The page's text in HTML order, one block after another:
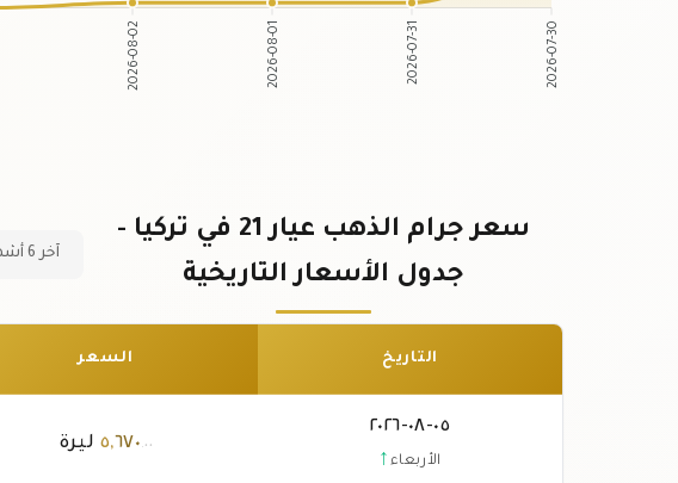
2026-08-02 2026-08-01 2026-07-31 2026-07-30
سعر جرام الذهب عيار 21 في تركيا -
جدول الأسعار التاريخية
آخر 6 أشهر
التاريخ السعر
٠٥-٠٨-٢٠٢٦
الأربعاء ↑
٥,٦٧٠.٠٠ ليرة